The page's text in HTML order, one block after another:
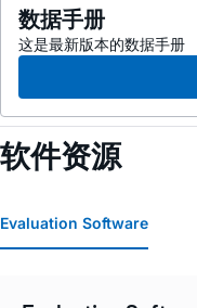
数据手册
这是最新版本的数据手册
软件资源
Evaluation Software